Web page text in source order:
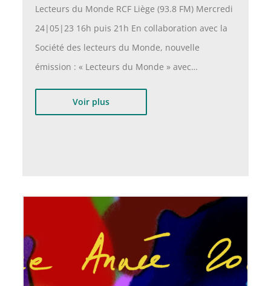
Lecteurs du Monde RCF Liège (93.8 FM) Mercredi
24|05|23 16h puis 21h En collaboration avec la
Société des lecteurs du Monde, nouvelle
émission : « Lecteurs du Monde » avec…
Voir plus